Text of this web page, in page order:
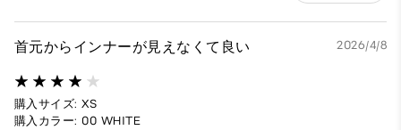
首元からインナーが見えなくて良い 2026/4/8
購入サイズ: XS
購入カラー: 00 WHITE